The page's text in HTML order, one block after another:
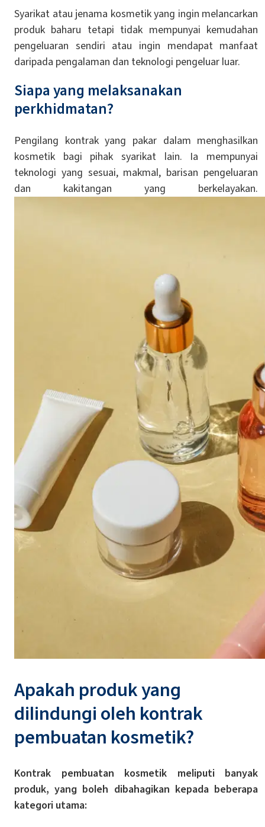
Syarikat atau jenama kosmetik yang ingin melancarkan
produk baharu tetapi tidak mempunyai kemudahan
pengeluaran sendiri atau ingin mendapat manfaat
daripada pengalaman dan teknologi pengeluar luar.
Siapa yang melaksanakan
perkhidmatan?
Pengilang kontrak yang pakar dalam menghasilkan
kosmetik bagi pihak syarikat lain. Ia mempunyai
teknologi yang sesuai, makmal, barisan pengeluaran
dan kakitangan yang berkelayakan.
Apakah produk yang
dilindungi oleh kontrak
pembuatan kosmetik?
Kontrak pembuatan kosmetik meliputi banyak
produk, yang boleh dibahagikan kepada beberapa
kategori utama: